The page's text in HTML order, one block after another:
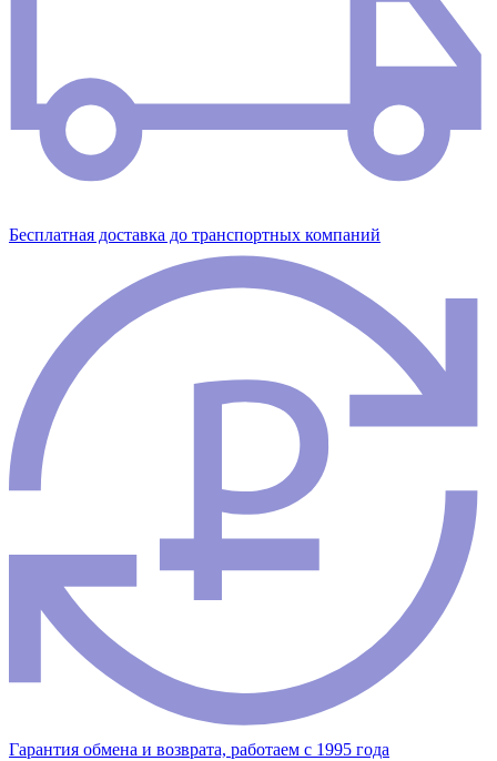
Бесплатная доставка до транспортных компаний
Гарантия обмена и возврата, работаем с 1995 года